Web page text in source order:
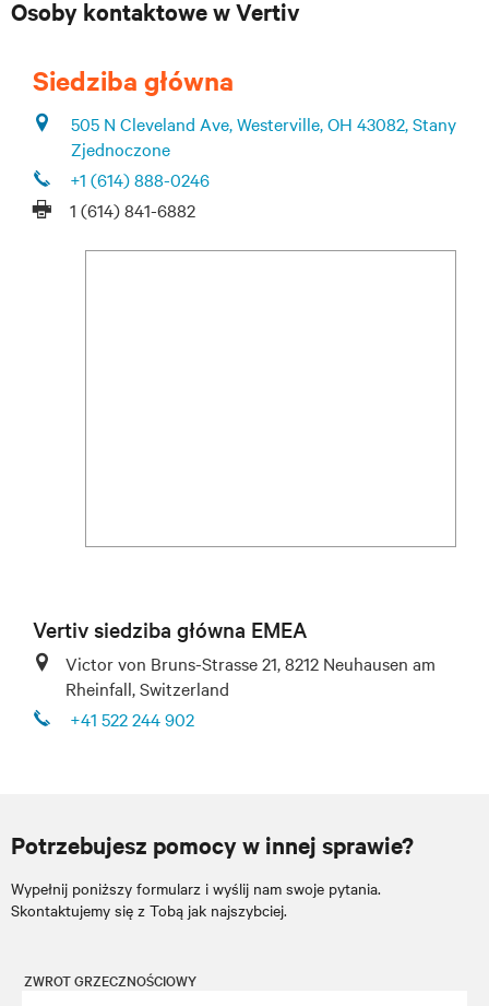
Osoby kontaktowe w Vertiv
Siedziba główna
505 N Cleveland Ave, Westerville, OH 43082, Stany
Zjednoczone
+1 (614) 888-0246
1 (614) 841-6882
Vertiv siedziba główna EMEA
Victor von Bruns-Strasse 21, 8212 Neuhausen am
Rheinfall, Switzerland
+41 522 244 902
Potrzebujesz pomocy w innej sprawie?
Wypełnij poniższy formularz i wyślij nam swoje pytania.
Skontaktujemy się z Tobą jak najszybciej.
ZWROT GRZECZNOŚCIOWY